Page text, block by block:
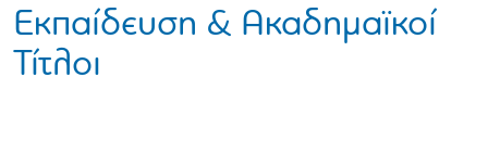
Εκπαίδευση & Ακαδημαϊκοί
Τίτλοι